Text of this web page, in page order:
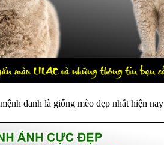
danh là giống mèo đẹp nhất hiện nay